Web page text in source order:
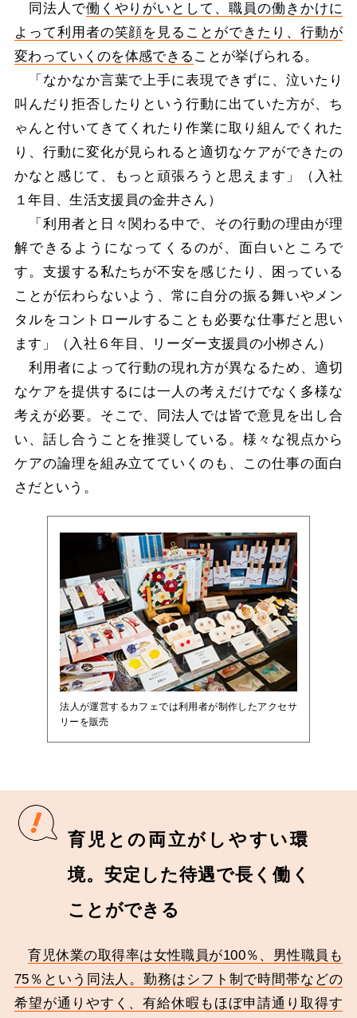
同法人で働くやりがいとして、職員の働きかけに
よって利用者の笑顔を見ることができたり、行動が
変わっていくのを体感できる ことが挙げられる。
「なかなか言葉で上手に表現できずに、泣いたり
叫んだり拒否したりという行動に出ていた方が、ち
ゃんと付いてきてくれたり作業に取り組んでくれた
り、行動に変化が見られると適切なケアができたの
かなと感じて、もっと頑張ろうと思えます」（入社
１年目、生活支援員の金井さん）
「利用者と日々関わる中で、その行動の理由が理
解できるようになってくるのが、面白いところで
す。支援する私たちが不安を感じたり、困っている
ことが伝わらないよう、常に自分の振る舞いやメン
タルをコントロールすることも必要な仕事だと思い
ます」（入社６年目、リーダー支援員の小栁さん）
利用者によって行動の現れ方が異なるため、適切
なケアを提供するには一人の考えだけでなく多様な
考えが必要。そこで、同法人では皆で意見を出し合
い、話し合うことを推奨している。様々な視点から
ケアの論理を組み立てていくのも、この仕事の面白
さだという。
法人が運営するカフェでは利用者が制作したアクセサ
リーを販売
育児との両立がしやすい環
境。安定した待遇で長く働く
ことができる
育児休業の取得率は女性職員が100％、男性職員も
75％という同法人。勤務はシフト制で時間帯などの
希望が通りやすく、有給休暇もほぼ申請通り取得す